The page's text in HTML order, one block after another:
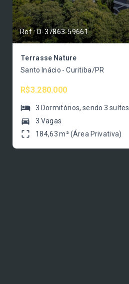
Ref.: O-37863-59661
Terrasse Nature
Santo Inácio - Curitiba/PR
R$3.280.000
3 Dormitórios, sendo3 suítes
3 Vagas
184,63 m² (Área Privativa)